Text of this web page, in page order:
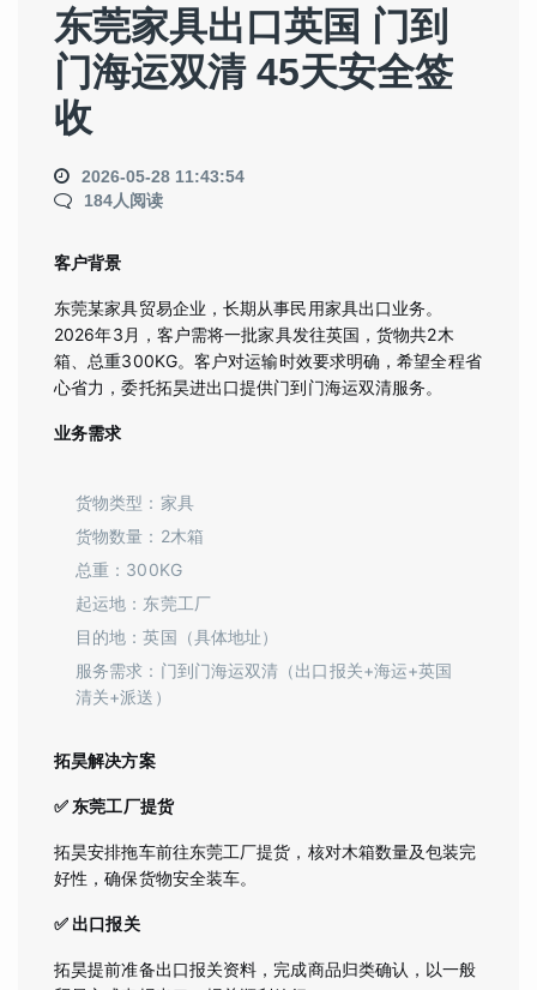
东莞家具出口英国 门到
门海运双清 45天安全签
收
2026-05-28 11:43:54
184人阅读
客户背景
东莞某家具贸易企业，长期从事民用家具出口业务。
2026年3月，客户需将一批家具发往英国，货物共2木
箱、总重300KG。客户对运输时效要求明确，希望全程省
心省力，委托拓昊进出口提供门到门海运双清服务。
业务需求
货物类型：家具
货物数量：2木箱
总重：300KG
起运地：东莞工厂
目的地：英国（具体地址）
服务需求：门到门海运双清（出口报关+海运+英国
清关+派送）
拓昊解决方案
✅ 东莞工厂提货
拓昊安排拖车前往东莞工厂提货，核对木箱数量及包装完
好性，确保货物安全装车。
✅ 出口报关
拓昊提前准备出口报关资料，完成商品归类确认，以一般